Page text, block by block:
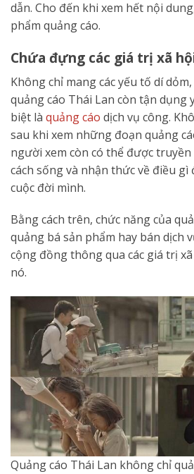
dẫn. Cho đến khi xem hết nội
phẩm quảng cáo.
Chứa đựng các giá trị xã
Không chỉ mang các yếu tố dí
quảng cáo Thái Lan còn tận dụng
biệt là quảng cáo dịch vụ công.
sau khi xem những đoạn quảng
người xem còn có thể được
cách sống và nhận thức về điều
cuộc đời mình.
Bằng cách trên, chức năng của
quảng bá sản phẩm hay bán dịch
cộng đồng thông qua các giá trị
nó.
Quảng cáo Thái Lan không chỉ